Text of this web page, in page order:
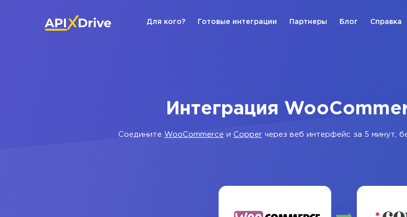
Для кого? Готовые интеграции Партнеры Блог Справка
Интеграция
Соедините WooCommerce и Copperчерез веб интерфейс за 5 минут,